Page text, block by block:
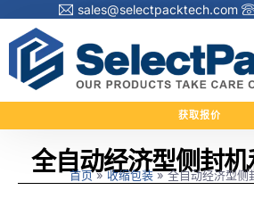
sales@selectpacktech.com
获取报价
全自动经济型侧封
首页»收缩包装»全自动经济型侧